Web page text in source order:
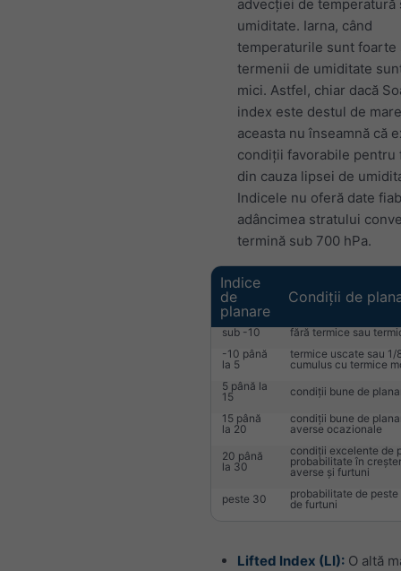
advecției de temperatură
umiditate. Iarna, când
temperaturile sunt foarte
termenii de umiditate
mici. Astfel, chiar dacă
index este destul de
aceasta nu înseamnă că
condiții favorabile pentru
din cauza lipsei de
Indicele nu oferă date
adâncimea stratului
termină sub 700 hPa.
Indice
de
planare
Condiții de
sub -10
fără termice sau
-10 până
la 5
termice uscate sau 1/
cumulus cu termice
5 până la
15
condiții bune de
15 până
la 20
condiții bune de
averse ocazionale
20 până
la 30
condiții excelente de
probabilitate în
averse și furtuni
peste 30
probabilitate de
de furtuni
Lifted Index (LI): O altă